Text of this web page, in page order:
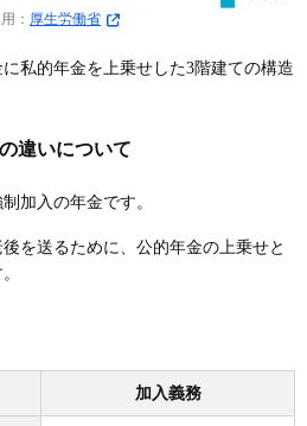
： 厚生労働省
私的年金を上乗せした3階建ての構造
違いについて
加入の年金です。
を送るために、公的年金の上乗せと
加入義務